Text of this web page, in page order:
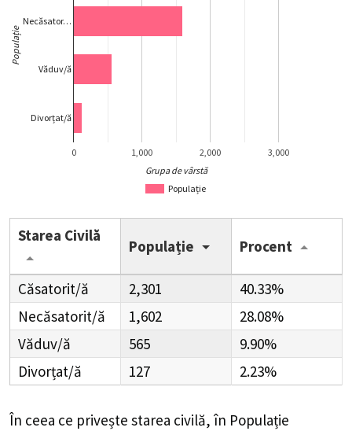
Populație
0 1,000 2,000 3,000
Necăsator…
Văduv/ă
Divorțat/ă
Grupa de vârstă
Populație
Starea Civilă
Populație Procent
Căsatorit/ă 2,301
40.33%
Necăsatorit/ă
1,602
28.08%
Văduv/ă
565
9.90%
Divorțat/ă
127 2.23%
În ceea ce privește starea civilă, în Populație